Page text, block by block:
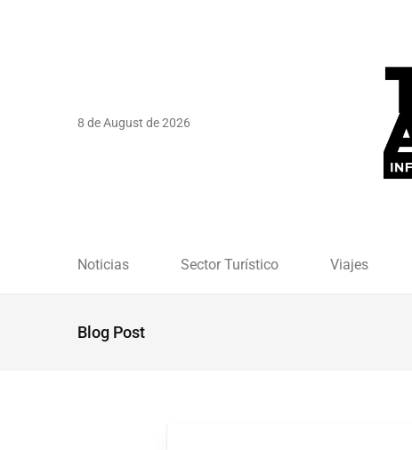
8 de August de 2026
Noticias Sector Turístico Viajes
Blog Post